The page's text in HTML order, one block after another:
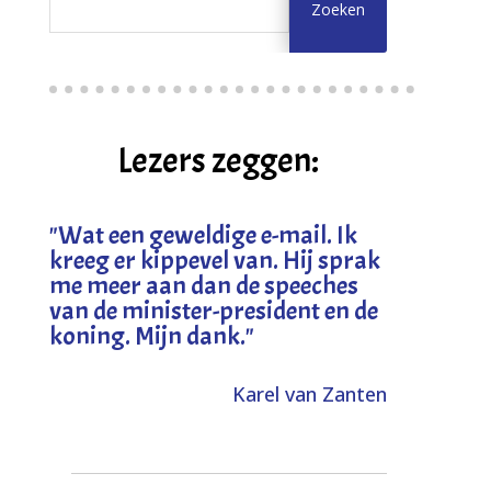
Lezers zeggen:
"Wat een geweldige e-mail. Ik
kreeg er kippevel van. Hij sprak
me meer aan dan de speeches
van de minister-president en de
koning. Mijn dank."
Karel van Zanten